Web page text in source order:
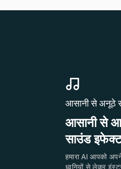
आसानी से अनूठे
आसानी से
साउंड
हमारा AI आपको
ध्वनियों से लेकर